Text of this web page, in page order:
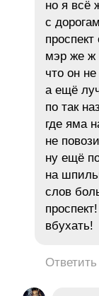
но я всё
с
проспект
мэр же ж
что он
а ещё
по так
где яма
не
ну ещё
на
слов
вбухать!
Ответить